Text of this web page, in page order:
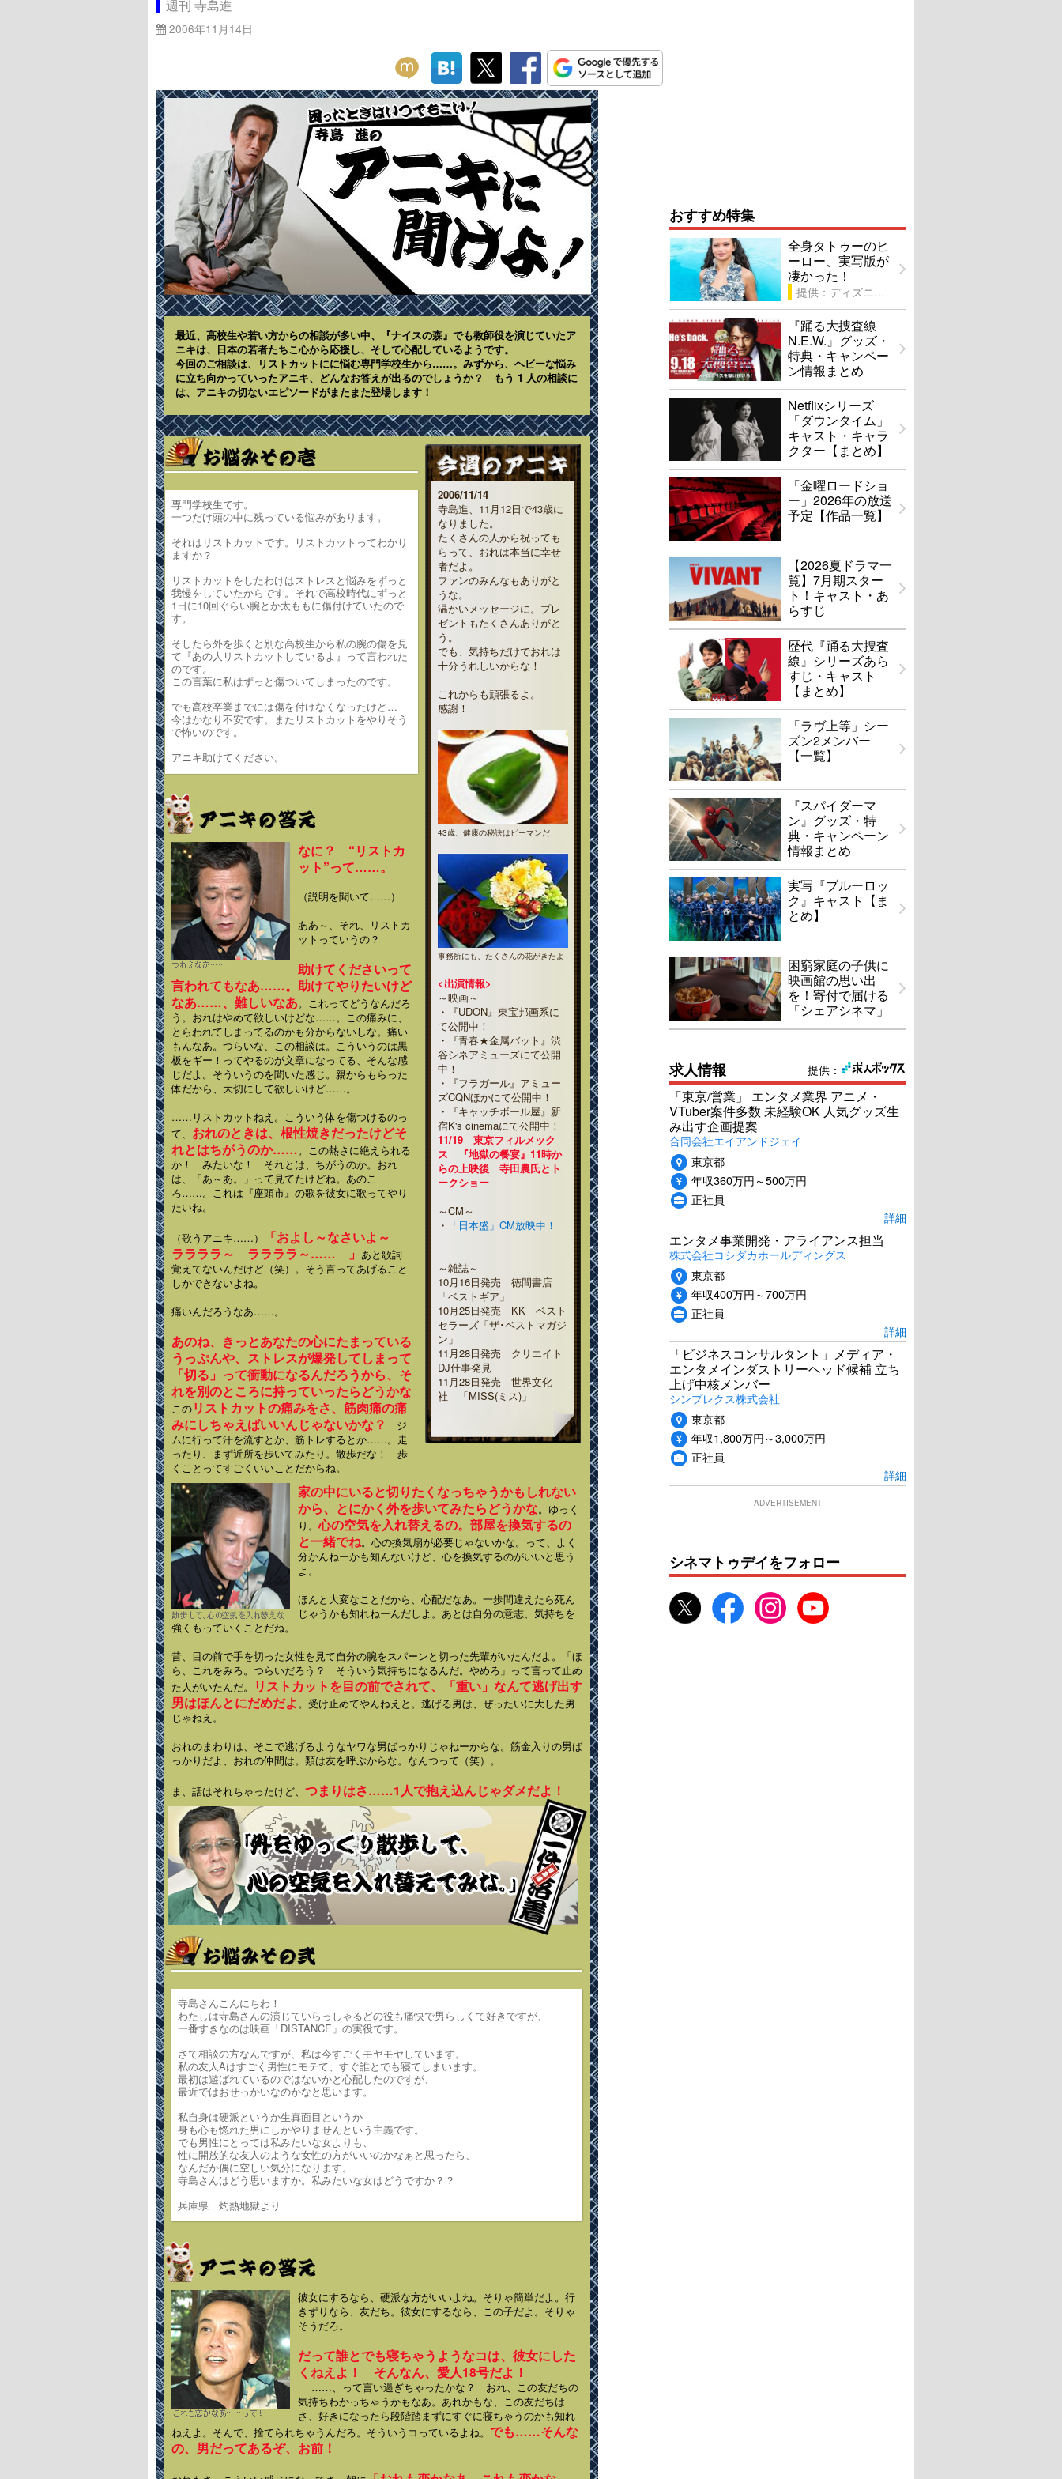
週刊 寺島進
2006年11月14日
最近、高校生や若い方からの相談が多い中、『ナイスの森』でも教師役を演じていたア
ニキは、日本の若者たちこ心から応援し、そして心配しているようです。
今回のご相談は、リストカットにに悩む専門学校生から……。みずから、ヘビーな悩み
に立ち向かっていったアニキ、どんなお答えが出るのでしょうか？ もう 1 人の相談に
は、アニキの切ないエピソードがまたまた登場します！
2006/11/14
寺島進、11月12日で43歳に
なりました。
たくさんの人から祝っても
らって、おれは本当に幸せ
者だよ。
ファンのみんなもありがと
うな。
温かいメッセージに。プレ
ゼントもたくさんありがと
う。
でも、気持ちだけでおれは
十分うれしいからな！
これからも頑張るよ。
感謝！
43歳、健康の秘訣はピーマンだ
事務所にも、たくさんの花がきたよ
<出演情報>
～映画～
・『UDON』東宝邦画系に
て公開中！
・『青春★金属バット』渋
谷シネアミューズにて公開
中！
・『フラガール』アミュー
ズCQNほかにて公開中！
・『キャッチボール屋』新
宿K's cinemaにて公開中！
11/19 東京フィルメック
ス 『地獄の餐宴』11時か
らの上映後 寺田農氏とト
ークショー
～CM～
・
「日本盛」CM放映中！
～雑誌～
10月16日発売 徳間書店
「ベストギア」
10月25日発売 KK ベスト
セラーズ「ザ･ベストマガジ
ン」
11月28日発売 クリエイト
DJ仕事発見
11月28日発売 世界文化
社 「MISS(ミス)」
専門学校生です。
一つだけ頭の中に残っている悩みがあります。
それはリストカットです。リストカットってわかり
ますか？
リストカットをしたわけはストレスと悩みをずっと
我慢をしていたからです。それで高校時代にずっと
1日に10回ぐらい腕とか太ももに傷付けていたので
す。
そしたら外を歩くと別な高校生から私の腕の傷を見
て『あの人リストカットしているよ』って言われた
のです。
この言葉に私はずっと傷ついてしまったのです。
でも高校卒業までには傷を付けなくなったけど…
今はかなり不安です。またリストカットをやりそう
で怖いのです。
アニキ助けてください。
なに？ “リストカ
ット”って……。
（説明を聞いて……）
ああ～、それ、リストカ
ットっていうの？
助けてくださいって
言われてもなあ……。助けてやりたいけど
なあ……、難しいなあ。これってどうなんだろ
う。おれはやめて欲しいけどな……。この痛みに、
とらわれてしまってるのかも分からないしな。痛い
もんなあ。つらいな、この相談は。こういうのは黒
板をギー！ってやるのが文章になってる、そんな感
じだよ。そういうのを聞いた感じ。親からもらった
体だから、大切にして欲しいけど……。
……リストカットねえ。こういう体を傷つけるのっ
て、 おれのときは、根性焼きだったけどそ
れとはちがうのか……。この熱さに絶えられる
か！ みたいな！ それとは、ちがうのか。おれ
は、「あ～あ。」って見てたけどね。あのこ
ろ……。これは『座頭市』の歌を彼女に歌ってやり
たいね。
（歌うアニキ……）
「およし～なさいよ～
ララララ～ ララララ～…… 」 あと歌詞
覚えてないんだけど（笑）。そう言ってあげること
しかできないよね。
痛いんだろうなあ……。
あのね、きっとあなたの心にたまっている
うっぷんや、ストレスが爆発してしまって
「切る」って衝動になるんだろうから、そ
れを別のところに持っていったらどうかな
このリストカットの痛みをさ、筋肉痛の痛
みにしちゃえばいいんじゃないかな？
ジ
ムに行って汗を流すとか、筋トレするとか……。走
ったり、まず近所を歩いてみたり。散歩だな！ 歩
くことってすごくいいことだからね。
家の中にいると切りたくなっちゃうかもしれない
から、とにかく外を歩いてみたらどうかな。ゆっく
り。心の空気を入れ替えるの。部屋を換気するの
と一緒でね。心の換気扇が必要じゃないかな。って、よく
分かんねーかも知んないけど、心を換気するのがいいと思う
よ。
ほんと大変なことだから、心配だなあ。一歩間違えたら死ん
じゃうかも知れねーんだしよ。あとは自分の意志、気持ちを
強くもっていくことだね。
昔、目の前で手を切った女性を見て自分の腕をスパーンと切った先輩がいたんだよ。「ほ
ら、これをみろ。つらいだろう？ そういう気持ちになるんだ。やめろ」って言って止め
た人がいたんだ。
リストカットを目の前でされて、「重い」なんて逃げ出す
男はほんとにだめだよ。受け止めてやんねえと。逃げる男は、ぜったいに大した男
じゃねえ。
おれのまわりは、そこで逃げるようなヤワな男ばっかりじゃねーからな。筋金入りの男ば
っかりだよ、おれの仲間は。類は友を呼ぶからな。なんつって（笑）。
ま、話はそれちゃったけど、 つまりはさ……1人で抱え込んじゃダメだよ！
寺島さんこんにちわ！
わたしは寺島さんの演じていらっしゃるどの役も痛快で男らしくて好きですが、
一番すきなのは映画「DISTANCE」の実役です。
さて相談の方なんですが、私は今すごくモヤモヤしています。
私の友人Aはすごく男性にモテて、すぐ誰とでも寝てしまいます。
最初は遊ばれているのではないかと心配したのですが、
最近ではおせっかいなのかなと思います。
私自身は硬派というか生真面目というか
身も心も惚れた男にしかやりませんという主義です。
でも男性にとっては私みたいな女よりも、
性に開放的な友人のような女性の方がいいのかなぁと思ったら、
なんだか偶に空しい気分になります。
寺島さんはどう思いますか。私みたいな女はどうですか？？
兵庫県 灼熱地獄より
彼女にするなら、硬派な方がいいよね。そりゃ簡単だよ。行
きずりなら、友だち。彼女にするなら、この子だよ。そりゃ
そうだろ。
だって誰とでも寝ちゃうようなコは、彼女にした
くねえよ！ そんなん、愛人18号だよ！
……、って言い過ぎちゃったかな？ おれ、この友だちの
気持ちわかっちゃうかもなあ。あれかもな、この友だちは
さ、好きになったら段階踏まずにすぐに寝ちゃうのかも知れ
ねえよ。そんで、捨てられちゃうんだろ。そういうコっているよね。 でも……そんな
の、男だってあるぞ、お前！
おすすめ特集
全身タトゥーのヒ
ーロー、実写版が
凄かった！
提供：ディズニー
『踊る大捜査線
N.E.W.』グッズ・
特典・キャンペー
ン情報まとめ
Netflixシリーズ
「ダウンタイム」
キャスト・キャラ
クター【まとめ】
「金曜ロードショ
ー」2026年の放送
予定【作品一覧】
【2026夏ドラマ一
覧】7月期スター
ト！キャスト・あ
らすじ
歴代『踊る大捜査
線』シリーズあら
すじ・キャスト
【まとめ】
「ラヴ上等」シー
ズン2メンバー
【一覧】
『スパイダーマ
ン』グッズ・特
典・キャンペーン
情報まとめ
実写『ブルーロッ
ク』キャスト【ま
とめ】
困窮家庭の子供に
映画館の思い出
を！寄付で届ける
「シェアシネマ」
提供：
求人情報
「東京/営業」 エンタメ業界 アニメ・
VTuber案件多数 未経験OK 人気グッズ生
み出す企画提案
合同会社エイアンドジェイ
東京都
年収360万円～500万円
正社員
詳細
エンタメ事業開発・アライアンス担当
株式会社コシダカホールディングス
東京都
年収400万円～700万円
正社員
詳細
「ビジネスコンサルタント」メディア・
エンタメインダストリーヘッド候補 立ち
上げ中核メンバー
シンプレクス株式会社
東京都
年収1,800万円～3,000万円
正社員
詳細
ADVERTISEMENT
シネマトゥデイをフォロー